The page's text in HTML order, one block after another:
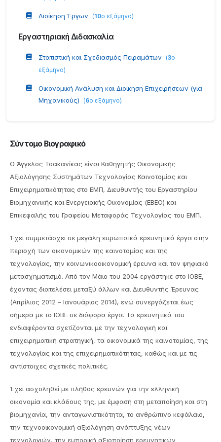
Διοίκηση Έργων (10ο εξάμηνο)
Εργαστηριακή Διδασκαλία
Στατιστική και Σχεδιασμός Πειραμάτων (3ο
εξάμηνο)
Οικονομική Ανάλυση και Διοίκηση Επιχειρήσεων (για
Μηχανικούς)
(6ο εξάμηνο)
Σύντομο Βιογραφικό
Ο Άγγελος Τσακανίκας είναι Καθηγητής Οικονομικής
Αξιολόγησης Συστημάτων Τεχνολογίας Καινοτομίας και
Επιχειρηματικότητας στο ΕΜΠ, Διευθυντής του Εργαστηρίου
Βιομηχανικής και Ενεργειακής Οικονομίας (EBEO) και
Επικεφαλής του Γραφείου Μεταφοράς Τεχνολογίας του ΕΜΠ.
Έχει συμμετάσχει σε μεγάλη ευρωπαϊκά ερευνητικά έργα στην
περιοχή των οικονομικών της καινοτομίας και της
τεχνολογίας, την κοινωνικοοικονομική έρευνα και τον ψηφιακό
μετασχηματισμό. Από τον Μάιο του 2004 εργάστηκε στο ΙΟΒΕ,
έχοντας διατελέσει μεταξύ άλλων και Διευθυντής Έρευνας
(Απρίλιος 2012 – Ιανουάριος 2014), ενώ συνεργάζεται έως
σήμερα με το ΙΟΒΕ σε διάφορα έργα. Τα ερευνητικά του
ενδιαφέροντα σχετίζονται με την τεχνολογική και
επιχειρηματική στρατηγική, τα οικονομικά της καινοτομίας, της
τεχνολογίας και της επιχειρηματικότητας, καθώς και με τις
αντίστοιχες σχετικές πολιτικές.
Έχει ασχοληθεί με πλήθος ερευνών για την ελληνική
οικονομία και κλάδους της, με έμφαση στη μεταποίηση και στη
βιομηχανία, την ανταγωνιστικότητα, το ανθρώπινο κεφάλαιο,
την τεχνοοικονομική αξιολόγηση ανάπτυξης νέων
τεχνολογιών, την εμπορική αξιοποίηση ερευνητικών